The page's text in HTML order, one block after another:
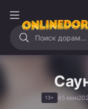
13+ 45 мин